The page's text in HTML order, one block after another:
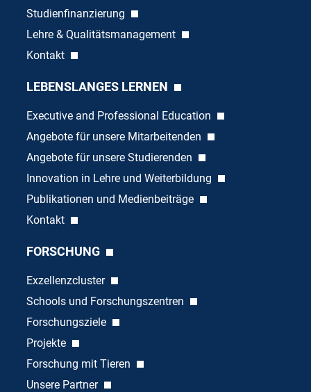
Studienfinanzierung
Lehre & Qualitätsmanagement
Kontakt
LEBENSLANGES LERNEN
Executive and Professional Education
Angebote für unsere Mitarbeitenden
Angebote für unsere Studierenden
Innovation in Lehre und Weiterbildung
Publikationen und Medienbeiträge
Kontakt
FORSCHUNG
Exzellenzcluster
Schools und Forschungszentren
Forschungsziele
Projekte
Forschung mit Tieren
Unsere Partner